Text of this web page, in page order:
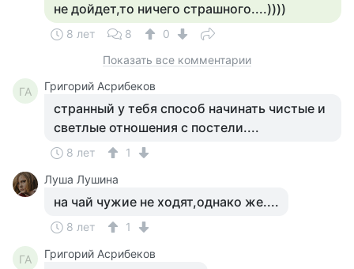
не дойдет,то ничего страшного....))))
8 лет 8
0
Показать все комментарии
ГА Григорий Асрибеков
странный у тебя способ начинать чистые и
светлые отношения с постели....
8 лет
1
Луша Лушина
на чай чужие не ходят,однако же....
8 лет 1
ГА Григорий Асрибеков